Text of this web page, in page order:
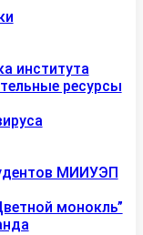
института
ресурсы
МИИУЭП
монокль”